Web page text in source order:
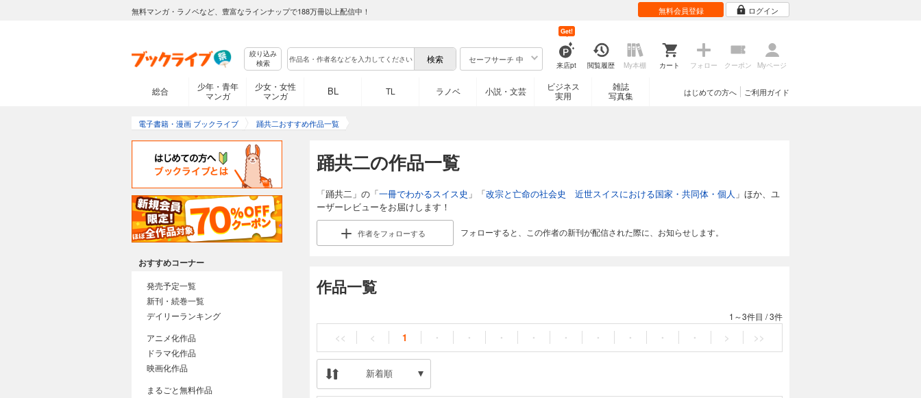
無料マンガ・ラノベなど、豊富なラインナップで188万冊以上配信中！ 無料会員登録 ログイン
絞り込み
検索
セーフサーチ 中
来店pt
Get!
閲覧履歴 My本棚 カート フォロー クーポン Myページ
総合
少年・青年
マンガ
少女・女性
マンガ
BL TL ラノベ 小説・文芸
ビジネス
実用
雑誌
写真集
ご利用ガイド
はじめての方へ
電子書籍・漫画 ブックライブ 踊共二おすすめ作品一覧
踊共二の作品一覧
「踊共二」の「一冊でわかるスイス史 」「改宗と亡命の社会史 近世スイスにおける国家・共同体・個人 」ほか、ユ
ーザーレビューをお届けします！
作者をフォローする フォローすると、この作者の新刊が配信された際に、お知らせします。
作品一覧
1～3件目 /3件
<< < 1 ・ ・ ・ ・ ・ ・ ・ ・ ・ > >>
新着順
おすすめコーナー
発売予定一覧
新刊・続巻一覧
デイリーランキング
アニメ化作品
ドラマ化作品
映画化作品
まるごと無料作品